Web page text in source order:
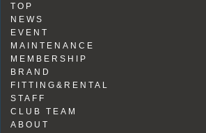
TOP
NEWS
EVENT
MAINTENANCE
MEMBERSHIP
BRAND
FITTING&RENTAL
STAFF
CLUB TEAM
ABOUT